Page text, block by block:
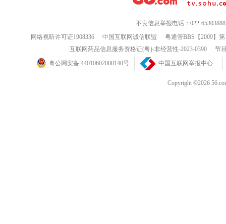
欢迎各位莲友点击这里来到我的 密宗
欢迎各位莲友点击这里来到我的佛、兰QQ空间
欢迎各位莲友点击这里来到我的 莲花QQ空间
欢迎各位兰友点击这里来到我的 兰蕙QQ空间
不良信息举报电话：022-65303888
网络视听许可证1908336
中国互联网诚信联盟
粤通管BBS【2009】
互联网药品信息服务资格证(粤)-非经营性-2023-0390
节
粤公网安备 44010602000140号
中国互联网举报中心
Copyright ©2026